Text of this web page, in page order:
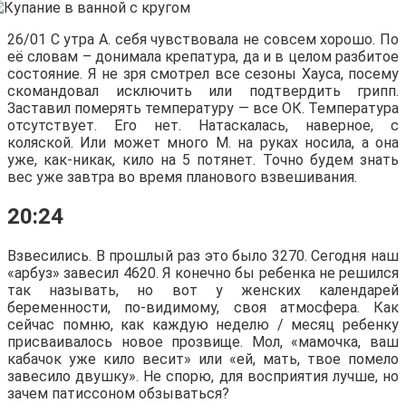
26/01 С утра А. себя чувствовала не совсем хорошо. По
её словам – донимала крепатура, да и в целом разбитое
состояние. Я не зря смотрел все сезоны Хауса, посему
скомандовал исключить или подтвердить грипп.
Заставил померять температуру — все ОК. Температура
отсутствует. Его нет. Натаскалась, наверное, с
коляской. Или может много М. на руках носила, а она
уже, как-никак, кило на 5 потянет. Точно будем знать
вес уже завтра во время планового взвешивания.
20:24
Взвесились. В прошлый раз это было 3270. Сегодня наш
«арбуз» завесил 4620. Я конечно бы ребенка не решился
так называть, но вот у женских календарей
беременности, по-видимому, своя атмосфера. Как
сейчас помню, как каждую неделю / месяц ребенку
присваивалось новое прозвище. Мол, «мамочка, ваш
кабачок уже кило весит» или «ей, мать, твое помело
завесило двушку». Не спорю, для восприятия лучше, но
зачем патиссоном обзываться?